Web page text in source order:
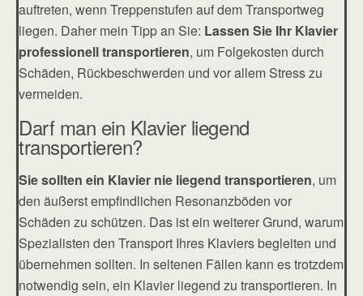
auftreten, wenn Treppenstufen auf dem Transportweg
liegen. Daher mein Tipp an Sie: Lassen Sie Ihr Klavier
professionell transportieren, um Folgekosten durch
Schäden, Rückbeschwerden und vor allem Stress zu
vermeiden.
Darf man ein Klavier liegend
transportieren?
Sie sollten ein Klavier nie liegend transportieren, um
den äußerst empfindlichen Resonanzböden vor
Schäden zu schützen. Das ist ein weiterer Grund, warum
Spezialisten den Transport Ihres Klaviers begleiten und
übernehmen sollten. In seltenen Fällen kann es trotzdem
notwendig sein, ein Klavier liegend zu transportieren. In